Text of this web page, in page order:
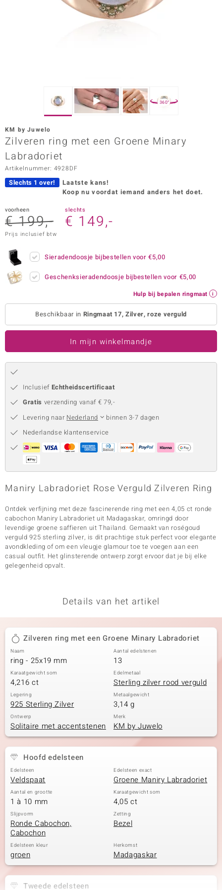
Vogue
Collection
360°
KM by Juwelo
Zilveren ring met een Groene Minary
Labradoriet
Artikelnummer: 4928DF
Slechts 1 over!
Laatste kans!
Koop nu voordat iemand anders het doet.
voorheen
€ 199,-
slechts
€ 149,-
Prijs inclusief btw
Sieradendoosje bijbestellen voor€5,00
Geschenksieradendoosje bijbestellen voor €5,00
Hulp bij bepalen ringmaat
Beschikbaar in Ringmaat 17, Zilver, roze verguld
In mijn winkelmandje
Inclusief Echtheidscertificaat
Gratis verzending vanaf € 79,-
Levering naar Nederland
binnen 3-7 dagen
Nederlandse klantenservice
Maniry Labradoriet Rose Verguld Zilveren Ring
Ontdek verfijning met deze fascinerende ring met een 4,05 ct ronde
cabochon Maniry Labradoriet uit Madagaskar, omringd door
levendige groene saffieren uit Thailand. Gemaakt van roségoud
verguld 925 sterling zilver, is dit prachtige stuk perfect voor elegante
avondkleding of om een vleugje glamour toe te voegen aan een
casual outfit. Het glinsterende ontwerp zorgt ervoor dat je bij elke
gelegenheid opvalt.
Details van het artikel
Zilveren ring met een Groene Minary Labradoriet
Naam
ring - 25x19 mm
Aantal edelstenen
13
Karaatgewicht som
4,216 ct
Edelmetaal
Sterling zilver rood verguld
Legering
925 Sterling Zilver
Metaalgewicht
3,14 g
Ontwerp
Solitaire met accentstenen
Merk
KM by Juwelo
Hoofd edelsteen
Edelsteen
Veldspaat
Edelsteen exact
Groene Maniry Labradoriet
Aantal en grootte
1 à 10 mm
Karaatgewicht som
4,05 ct
Slijpvorm
Ronde Cabochon,
Cabochon
Zetting
Bezel
Edelsteen kleur
groen
Herkomst
Madagaskar
Tweede edelsteen